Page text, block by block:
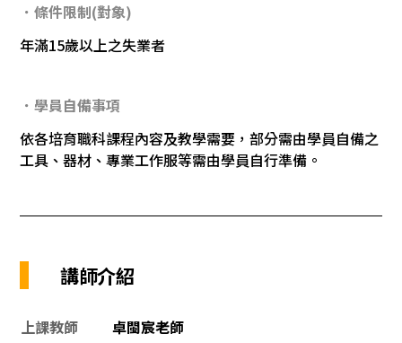
．條件限制(對象)
年滿15歲以上之失業者
．學員自備事項
依各培育職科課程內容及教學需要，部分需由學員自備之
工具、器材、專業工作服等需由學員自行準備。
講師介紹
上課教師
卓閩宸老師